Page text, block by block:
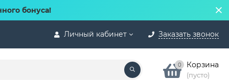
бонуса!
Личный кабинет Заказать звонок
0 Корзина
(пусто)